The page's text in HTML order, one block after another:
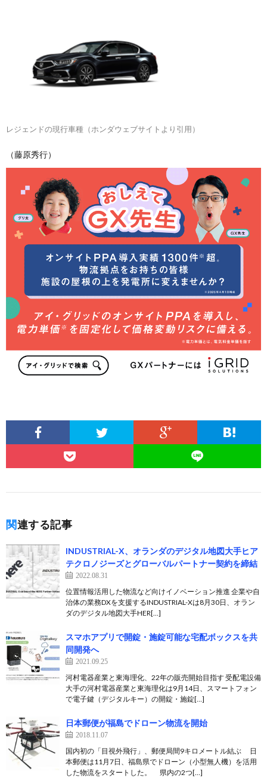
レジェンドの現行車種（ホンダウェブサイトより引用）
（藤原秀行）
関連する記事
INDUSTRIAL-X、オランダのデジタル地図大手ヒア
テクロノジーズとグローバルパートナー契約を締結
2022.08.31
位置情報活用した物流など向けイノベーション推進 企業や自
治体の業務DXを支援するINDUSTRIAL-Xは8月30日、オラン
ダのデジタル地図大手HER[…]
スマホアプリで開錠・施錠可能な宅配ボックスを共
同開発へ
2021.09.25
河村電器産業と東海理化、22年の販売開始目指す 受配電設備
大手の河村電器産業と東海理化は9月14日、スマートフォン
で電子鍵（デジタルキー）の開錠・施錠[…]
日本郵便が福島でドローン物流を開始
2018.11.07
国内初の「目視外飛行」、郵便局間9キロメートル結ぶ 日
本郵便は11月7日、福島県でドローン（小型無人機）を活用
した物流をスタートした。 県内の2つ[…]